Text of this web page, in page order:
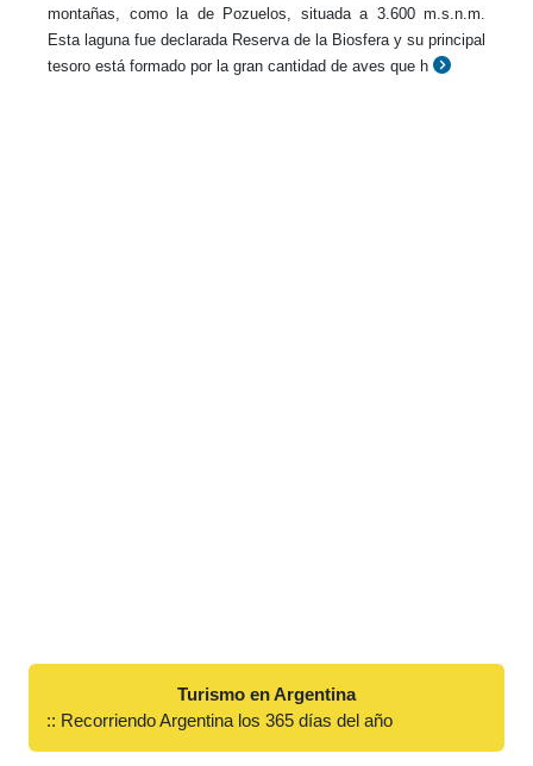
montañas, como la de Pozuelos, situada a 3.600 m.s.n.m.
Esta laguna fue declarada Reserva de la Biosfera y su principal
tesoro está formado por la gran cantidad de aves que h
Turismo en Argentina
:: Recorriendo Argentina los 365 días del año